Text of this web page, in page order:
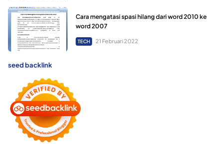
Cara mengatasi spasi hilang dari word 2010 ke
word 2007
TECH 21 Februari 2022
seed backlink